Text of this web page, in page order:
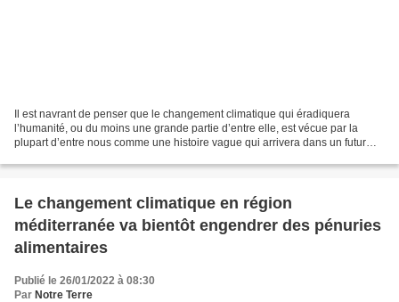
Il est navrant de penser que le changement climatique qui éradiquera
l’humanité, ou du moins une grande partie d’entre elle, est vécue par la
plupart d’entre nous comme une histoire vague qui arrivera dans un futur
Le changement climatique en région
méditerranée va bientôt engendrer des pénuries
alimentaires
Publié le 26/01/2022 à 08:30
Par Notre Terre